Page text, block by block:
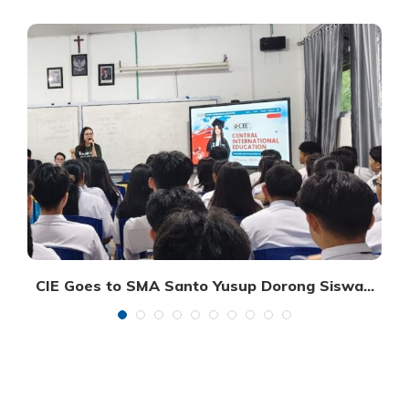
CIE Goes to SMA Santo Yusup Dorong Siswa...